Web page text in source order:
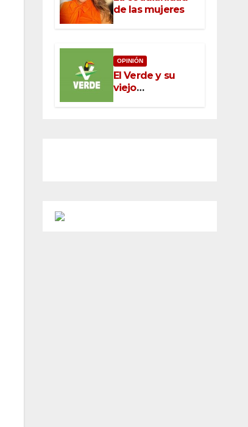
de las mujeres
OPINIÓN
El Verde y su
viejo
oportunismo